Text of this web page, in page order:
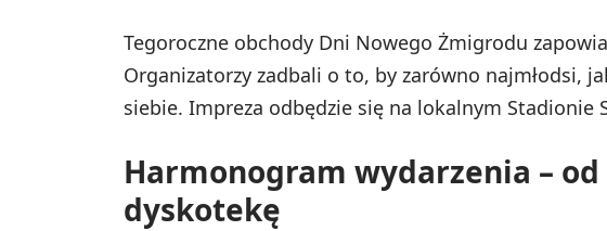
Tegoroczne obchody Dni Nowego Żmigrodu
Organizatorzy zadbali o to, by zarówno najmłodsi,
siebie. Impreza odbędzie się na lokalnym Stadionie
Harmonogram wydarzenia –
dyskotekę